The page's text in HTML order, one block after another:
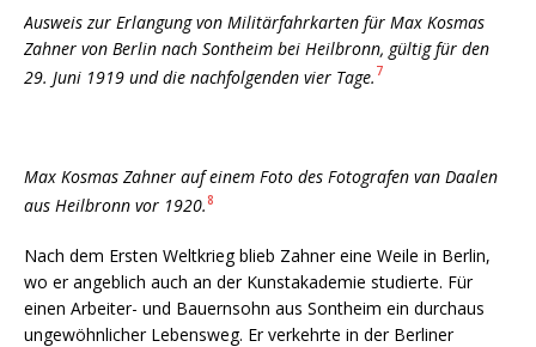
Ausweis zur Erlangung von Militärfahrkarten für Max Kosmas
Zahner von Berlin nach Sontheim bei Heilbronn, gültig für den
29. Juni 1919 und die nachfolgenden vier Tage. 7
Max Kosmas Zahner auf einem Foto des Fotografen van Daalen
aus Heilbronn vor 1920. 8
Nach dem Ersten Weltkrieg blieb Zahner eine Weile in Berlin,
wo er angeblich auch an der Kunstakademie studierte. Für
einen Arbeiter- und Bauernsohn aus Sontheim ein durchaus
ungewöhnlicher Lebensweg. Er verkehrte in der Berliner